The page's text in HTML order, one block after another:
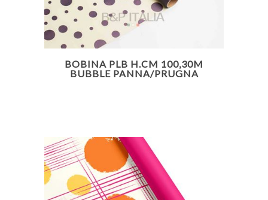
BOBINA PLB H.CM 100,30M
BUBBLE PANNA/PRUGNA